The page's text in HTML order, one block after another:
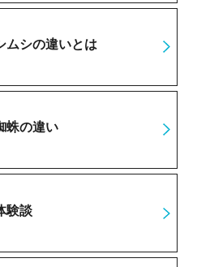
ムシの違いとは
蛛の違い
験談